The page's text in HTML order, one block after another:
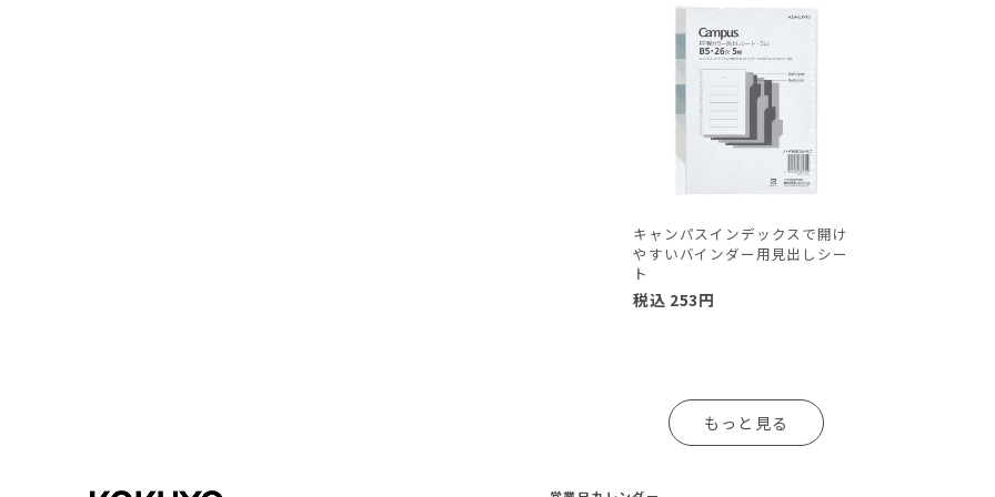
キャンパスインデックスで開け
やすいバインダー用見出しシー
ト
税込 253円
もっと見る